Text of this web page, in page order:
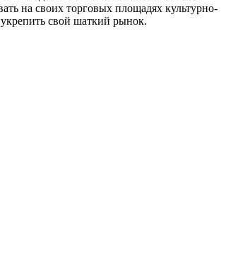
на своих торговых площадях культурно-
свой шаткий рынок.